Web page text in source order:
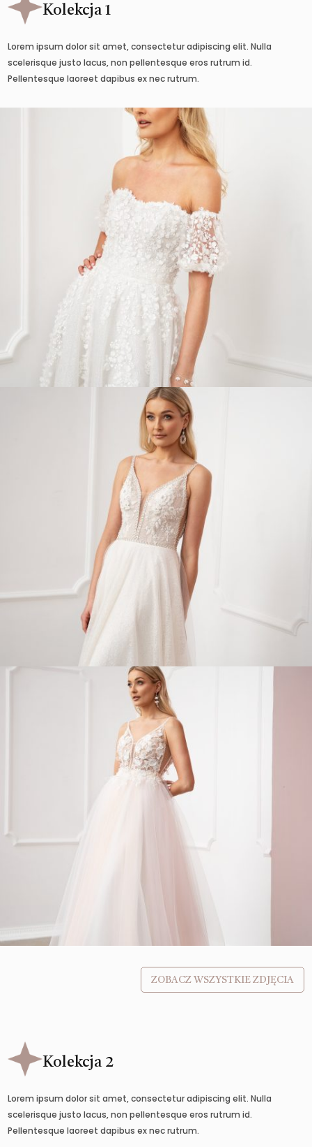
Kolekcja 1
Lorem ipsum dolor sit amet, consectetur adipiscing elit. Nulla
scelerisque justo lacus, non pellentesque eros rutrum id.
Pellentesque laoreet dapibus ex nec rutrum.
ZOBACZ WSZYSTKIE ZDJĘCIA
Kolekcja 2
Lorem ipsum dolor sit amet, consectetur adipiscing elit. Nulla
scelerisque justo lacus, non pellentesque eros rutrum id.
Pellentesque laoreet dapibus ex nec rutrum.